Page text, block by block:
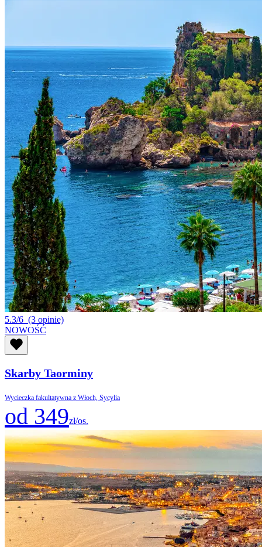
5.3/6 (3 opinie)
NOWOŚĆ
Skarby Taorminy
Wycieczka fakultatywna z Włoch, Sycylia
od 349zł/os.